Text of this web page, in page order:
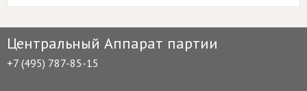
Центральный Аппарат партии
+7 (495) 787-85-15